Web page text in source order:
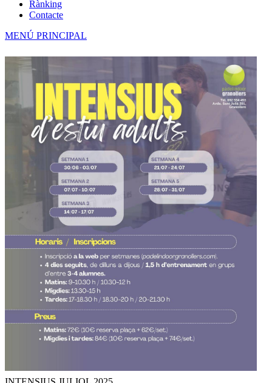
Rànking
Contacte
MENÚ PRINCIPAL